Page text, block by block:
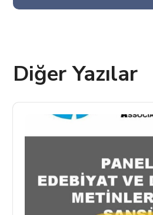
Diğer Yazılar